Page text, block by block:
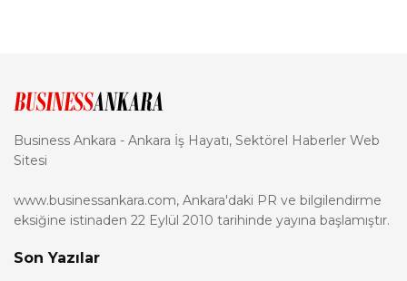
Business Ankara - Ankara İş Hayatı, Sektörel Haberler Web
Sitesi
www.businessankara.com, Ankara'daki PR ve bilgilendirme
eksiğine istinaden 22 Eylül 2010 tarihinde yayına başlamıştır.
Son Yazılar